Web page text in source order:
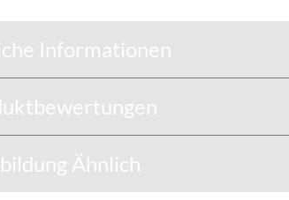
Informationen
Ähnlich